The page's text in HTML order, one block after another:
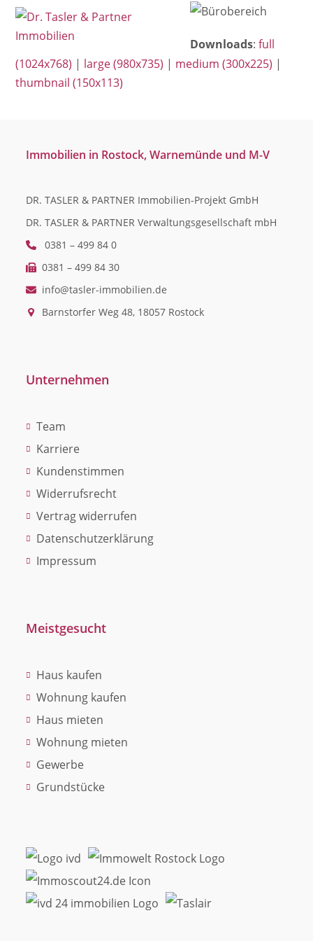
SkipOpen
mobile
menu
Close
mobile
menu
Downloads:full
(1024x768) | large (980x735) | medium (300x225) |
thumbnail (150x113)
Immobilien in Rostock, Warnemünde und M-V
DR. TASLER & PARTNER Immobilien-Projekt GmbH
DR. TASLER & PARTNER Verwaltungsgesellschaft mbH
0381 – 499 84 0
0381 – 499 84 30
info@tasler-immobilien.de
Barnstorfer Weg 48, 18057 Rostock
Unternehmen
Team
Karriere
Kundenstimmen
Widerrufsrecht
Vertrag widerrufen
Datenschutzerklärung
Impressum
Meistgesucht
Haus kaufen
Wohnung kaufen
Haus mieten
Wohnung mieten
Gewerbe
Grundstücke